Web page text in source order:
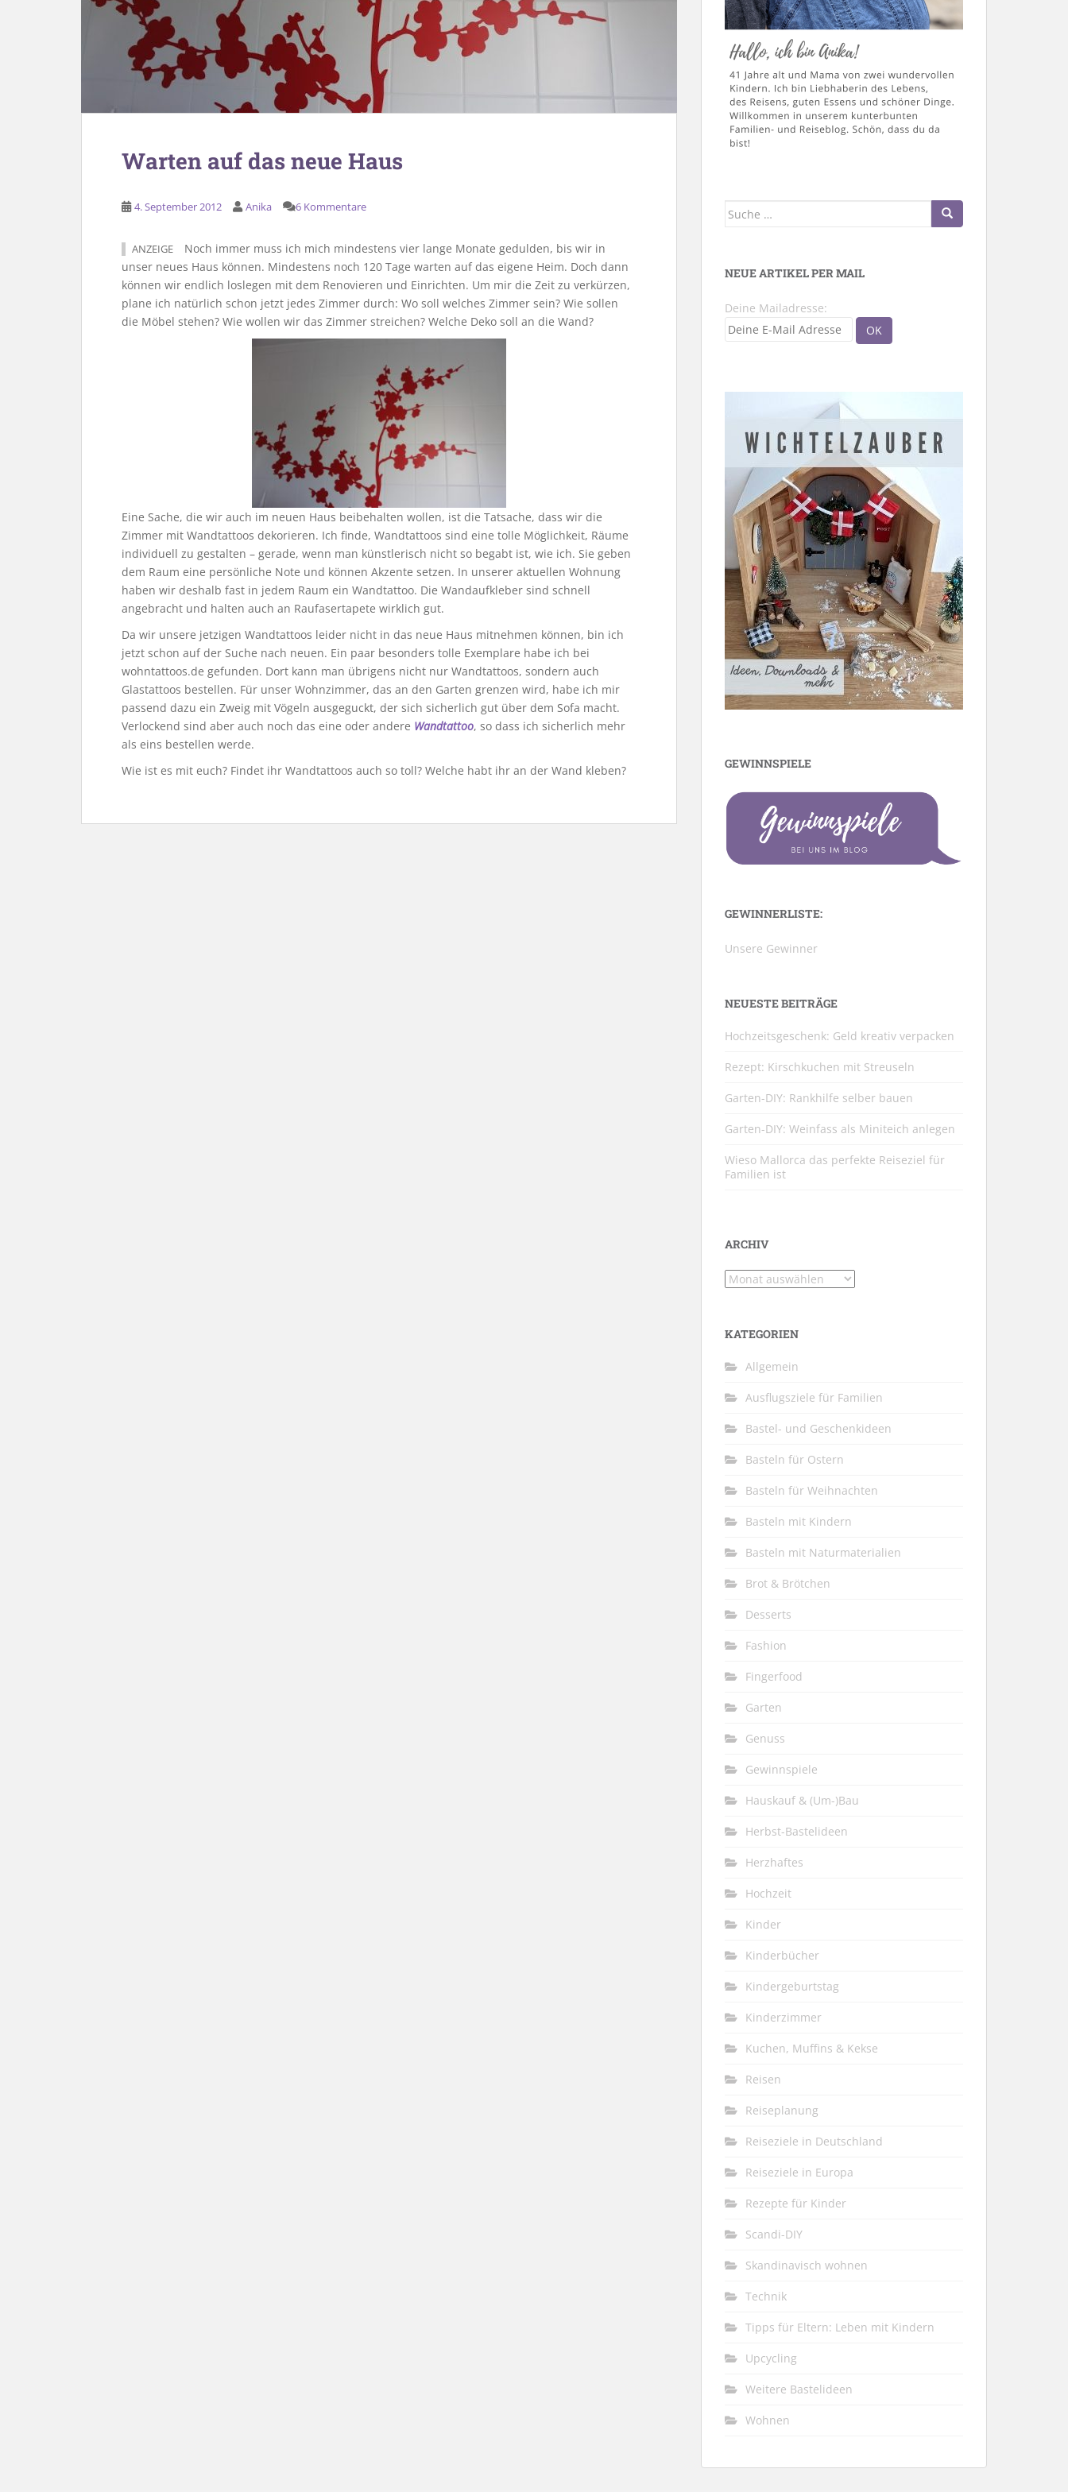
Warten auf das neue Haus
4. September 2012 Anika 6 Kommentare
ANZEIGE
Noch immer muss ich mich mindestens vier lange Monate gedulden, bis wir in
unser neues Haus können. Mindestens noch 120 Tage warten auf das eigene Heim. Doch dann
können wir endlich loslegen mit dem Renovieren und Einrichten. Um mir die Zeit zu verkürzen,
plane ich natürlich schon jetzt jedes Zimmer durch: Wo soll welches Zimmer sein? Wie sollen
die Möbel stehen? Wie wollen wir das Zimmer streichen? Welche Deko soll an die Wand?
Eine Sache, die wir auch im neuen Haus beibehalten wollen, ist die Tatsache, dass wir die
Zimmer mit Wandtattoos dekorieren. Ich finde, Wandtattoos sind eine tolle Möglichkeit, Räume
individuell zu gestalten – gerade, wenn man künstlerisch nicht so begabt ist, wie ich. Sie geben
dem Raum eine persönliche Note und können Akzente setzen. In unserer aktuellen Wohnung
haben wir deshalb fast in jedem Raum ein Wandtattoo. Die Wandaufkleber sind schnell
angebracht und halten auch an Raufasertapete wirklich gut.
Da wir unsere jetzigen Wandtattoos leider nicht in das neue Haus mitnehmen können, bin ich
jetzt schon auf der Suche nach neuen. Ein paar besonders tolle Exemplare habe ich bei
wohntattoos.de gefunden. Dort kann man übrigens nicht nur Wandtattoos, sondern auch
Glastattoos bestellen. Für unser Wohnzimmer, das an den Garten grenzen wird, habe ich mir
passend dazu ein Zweig mit Vögeln ausgeguckt, der sich sicherlich gut über dem Sofa macht.
Verlockend sind aber auch noch das eine oder andere Wandtattoo, so dass ich sicherlich mehr
als eins bestellen werde.
Wie ist es mit euch? Findet ihr Wandtattoos auch so toll? Welche habt ihr an der Wand kleben?
Suche
NEUE ARTIKEL PER MAIL
Deine Mailadresse:
GEWINNSPIELE
GEWINNERLISTE:
Unsere Gewinner
NEUESTE BEITRÄGE
Hochzeitsgeschenk: Geld kreativ verpacken
Rezept: Kirschkuchen mit Streuseln
Garten-DIY: Rankhilfe selber bauen
Garten-DIY: Weinfass als Miniteich anlegen
Wieso Mallorca das perfekte Reiseziel für
Familien ist
ARCHIV
Archiv
KATEGORIEN
Allgemein
Ausflugsziele für Familien
Bastel- und Geschenkideen
Basteln für Ostern
Basteln für Weihnachten
Basteln mit Kindern
Basteln mit Naturmaterialien
Brot & Brötchen
Desserts
Fashion
Fingerfood
Garten
Genuss
Gewinnspiele
Hauskauf & (Um-)Bau
Herbst-Bastelideen
Herzhaftes
Hochzeit
Kinder
Kinderbücher
Kindergeburtstag
Kinderzimmer
Kuchen, Muffins & Kekse
Reisen
Reiseplanung
Reiseziele in Deutschland
Reiseziele in Europa
Rezepte für Kinder
Scandi-DIY
Skandinavisch wohnen
Technik
Tipps für Eltern: Leben mit Kindern
Upcycling
Weitere Bastelideen
Wohnen